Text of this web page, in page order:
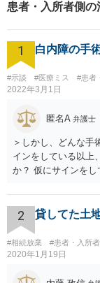
患者・入所者側
1 白内障の手
#示談 #医療ミス #患者
2022年3月1日
匿名A 弁護士
＞しかし、どんな手
インをしている以上
か？ 仮にサインを
眼が悪化することが
な場合」には、請
2 貸してた土
#相続放棄 #患者・入所
2020年1月19日